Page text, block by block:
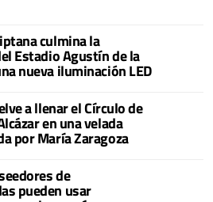
culmina la
Estadio Agustín de la
nueva iluminación LED
a llenar el Círculo de
en una velada
por María Zaragoza
de
pueden usar